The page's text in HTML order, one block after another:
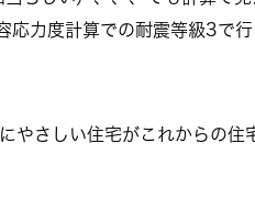
応力度計算での耐震等級3で
さしい住宅がこれからの住